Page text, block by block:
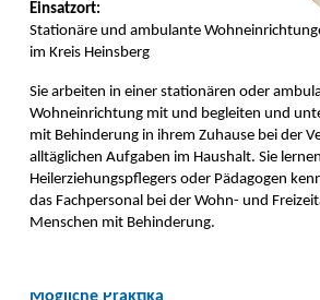
Einsatzort:
Stationäre und ambulante
im Kreis Heinsberg
Sie arbeiten in einer stationären oder
Wohneinrichtung mit und begleiten und
mit Behinderung in ihrem Zuhause bei der
alltäglichen Aufgaben im Haushalt. Sie
Heilerziehungspflegers oder Pädagogen
das Fachpersonal bei der Wohn- und
Menschen mit Behinderung.